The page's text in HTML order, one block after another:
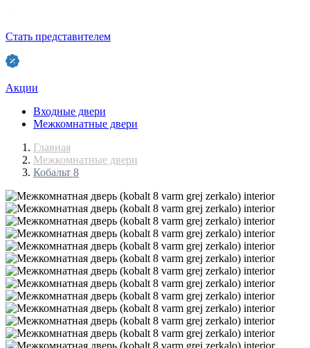
Стать представителем
Акции
Входные двери
Межкомнатные двери
Главная
Межкомнатные двери
Кобальт 8